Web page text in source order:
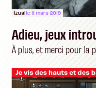
Izualle 11 mars 2019
Adieu, jeux
À plus, et merci pour la
Je vis des hauts et des